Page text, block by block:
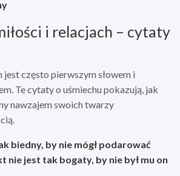
i relacjach – cytaty
jest często pierwszym słowem i
Te cytaty o uśmiechu pokazują, jak
nawzajem swoich twarzy
biedny, by nie mógł podarować
nie jest tak bogaty, by nie był mu on